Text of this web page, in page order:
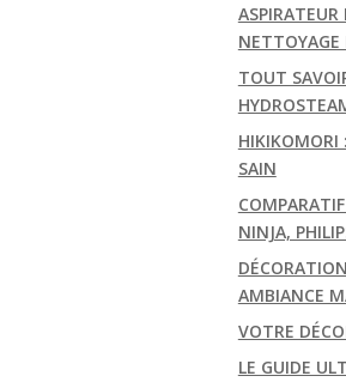
NETTOYAGE
TOUT
HIKIKOMORI
SAIN
NINJA,
AMBIANCE
VOTRE
LE GUIDE